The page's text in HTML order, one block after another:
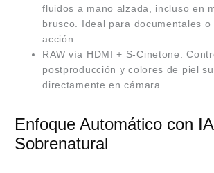
fluidos a mano alzada, incluso en
brusco. Ideal para documentales o
acción.
RAW vía HDMI + S-Cinetone:
postproducción y colores de piel
directamente en cámara.
Enfoque Automático con
Sobrenatural